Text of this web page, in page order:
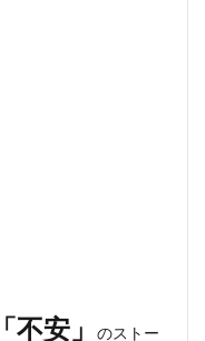
「不安」 のストー